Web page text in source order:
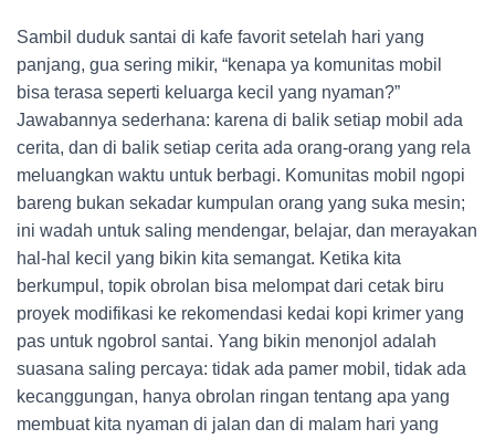
Sambil duduk santai di kafe favorit setelah hari yang
panjang, gua sering mikir, “kenapa ya komunitas mobil
bisa terasa seperti keluarga kecil yang nyaman?”
Jawabannya sederhana: karena di balik setiap mobil ada
cerita, dan di balik setiap cerita ada orang-orang yang rela
meluangkan waktu untuk berbagi. Komunitas mobil ngopi
bareng bukan sekadar kumpulan orang yang suka mesin;
ini wadah untuk saling mendengar, belajar, dan merayakan
hal-hal kecil yang bikin kita semangat. Ketika kita
berkumpul, topik obrolan bisa melompat dari cetak biru
proyek modifikasi ke rekomendasi kedai kopi krimer yang
pas untuk ngobrol santai. Yang bikin menonjol adalah
suasana saling percaya: tidak ada pamer mobil, tidak ada
kecanggungan, hanya obrolan ringan tentang apa yang
membuat kita nyaman di jalan dan di malam hari yang